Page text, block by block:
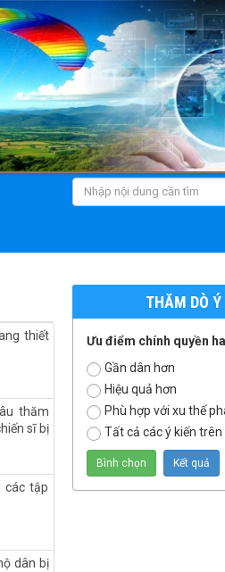
thiết
thăm
sĩ bị
các tập
dân bị
THĂM DÒ Ý
Ưu điểm chính quyền
Gần dân hơn
Hiệu quả hơn
Phù hợp với xu thế
Tất cả các ý kiến trên